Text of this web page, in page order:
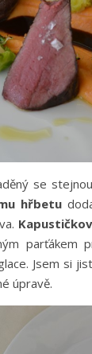
se
hřbetu
parťákem
Jsem si
úpravě.